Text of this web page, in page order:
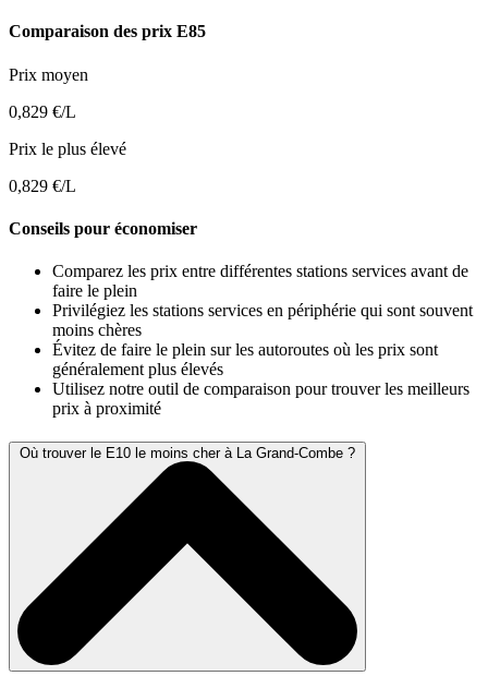
Comparaison des prix E85
Prix moyen
0,829 €/L
Prix le plus élevé
0,829 €/L
Conseils pour économiser
Comparez les prix entre différentes stations services avant de
faire le plein
Privilégiez les stations services en périphérie qui sont souvent
moins chères
Évitez de faire le plein sur les autoroutes où les prix sont
généralement plus élevés
Utilisez notre outil de comparaison pour trouver les meilleurs
prix à proximité
Où trouver le E10 le moins cher à La Grand-Combe ?